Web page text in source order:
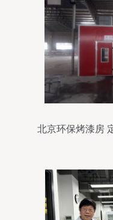
北京环保烤漆房